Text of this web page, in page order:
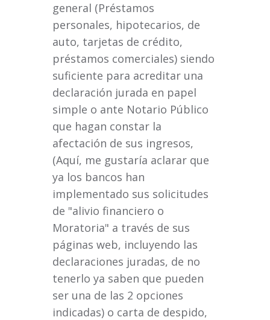
general (Préstamos
personales, hipotecarios, de
auto, tarjetas de crédito,
préstamos comerciales) siendo
suficiente para acreditar una
declaración jurada en papel
simple o ante Notario Público
que hagan constar la
afectación de sus ingresos,
(Aquí, me gustaría aclarar que
ya los bancos han
implementado sus solicitudes
de "alivio financiero o
Moratoria" a través de sus
páginas web, incluyendo las
declaraciones juradas, de no
tenerlo ya saben que pueden
ser una de las 2 opciones
indicadas) o carta de despido,